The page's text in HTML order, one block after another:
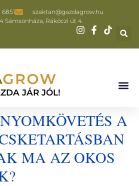
szaktan@gazdagrow.hu
Sámsonháza, Rákóczi út 4.
JÁR JÓL!
A
MA AZ OKOS